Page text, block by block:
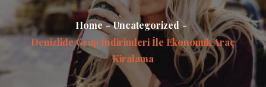
Home
Uncategorized
Denizlide Grup İndirimleri İle Ekonomik Araç
Kiralama